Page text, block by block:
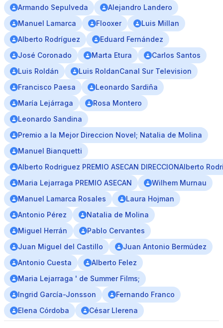
Armando Sepulveda
Alejandro Landero
Manuel Lamarca
Flooxer
Luis Millan
Alberto Rodríguez
Eduard Fernández
José Coronado
Marta Etura
Carlos Santos
Luis Roldán
Luis RoldanCanal Sur Television
Francisco Paesa
Leonardo Sardiña
María Lejárraga
Rosa Montero
Leonardo Sandina
Premio a la Mejor Direccion Novel; Natalia de Molina
Manuel Bianquetti
Alberto Rodriguez PREMIO ASECAN DIRECCIONAlberto
Maria Lejarraga PREMIO ASECAN
Wilhem Murnau
Manuel Lamarca Rosales
Laura Hojman
Antonio Pérez
Natalia de Molina
Miguel Herrán
Pablo Cervantes
Juan Miguel del Castillo
Juan Antonio Bermúdez
Antonio Cuesta
Alberto Felez
Maria Lejarraga ' de Summer Films;
Ingrid García-Jonsson
Fernando Franco
Elena Córdoba
César Llerena